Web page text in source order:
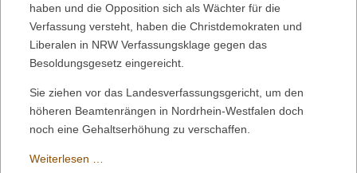
haben und die Opposition sich als Wächter für die
Verfassung versteht, haben die Christdemokraten und
Liberalen in NRW Verfassungsklage gegen das
Besoldungsgesetz eingereicht.
Sie ziehen vor das Landesverfassungsgericht, um den
höheren Beamtenrängen in Nordrhein-Westfalen doch
noch eine Gehaltserhöhung zu verschaffen.
Weiterlesen …